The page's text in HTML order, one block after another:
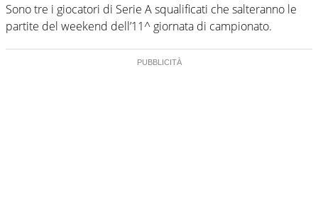
Sono tre i giocatori di Serie A squalificati che salteranno le
partite del weekend dell’11^ giornata di campionato.